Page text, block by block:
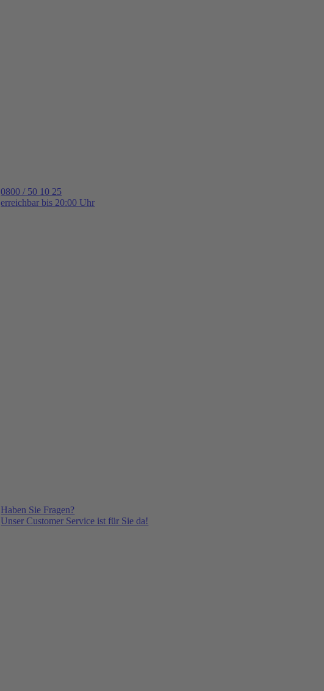
0800 / 50 10 25
erreichbar bis 20:00 Uhr
Haben Sie Fragen?
Unser Customer Service ist für Sie da!